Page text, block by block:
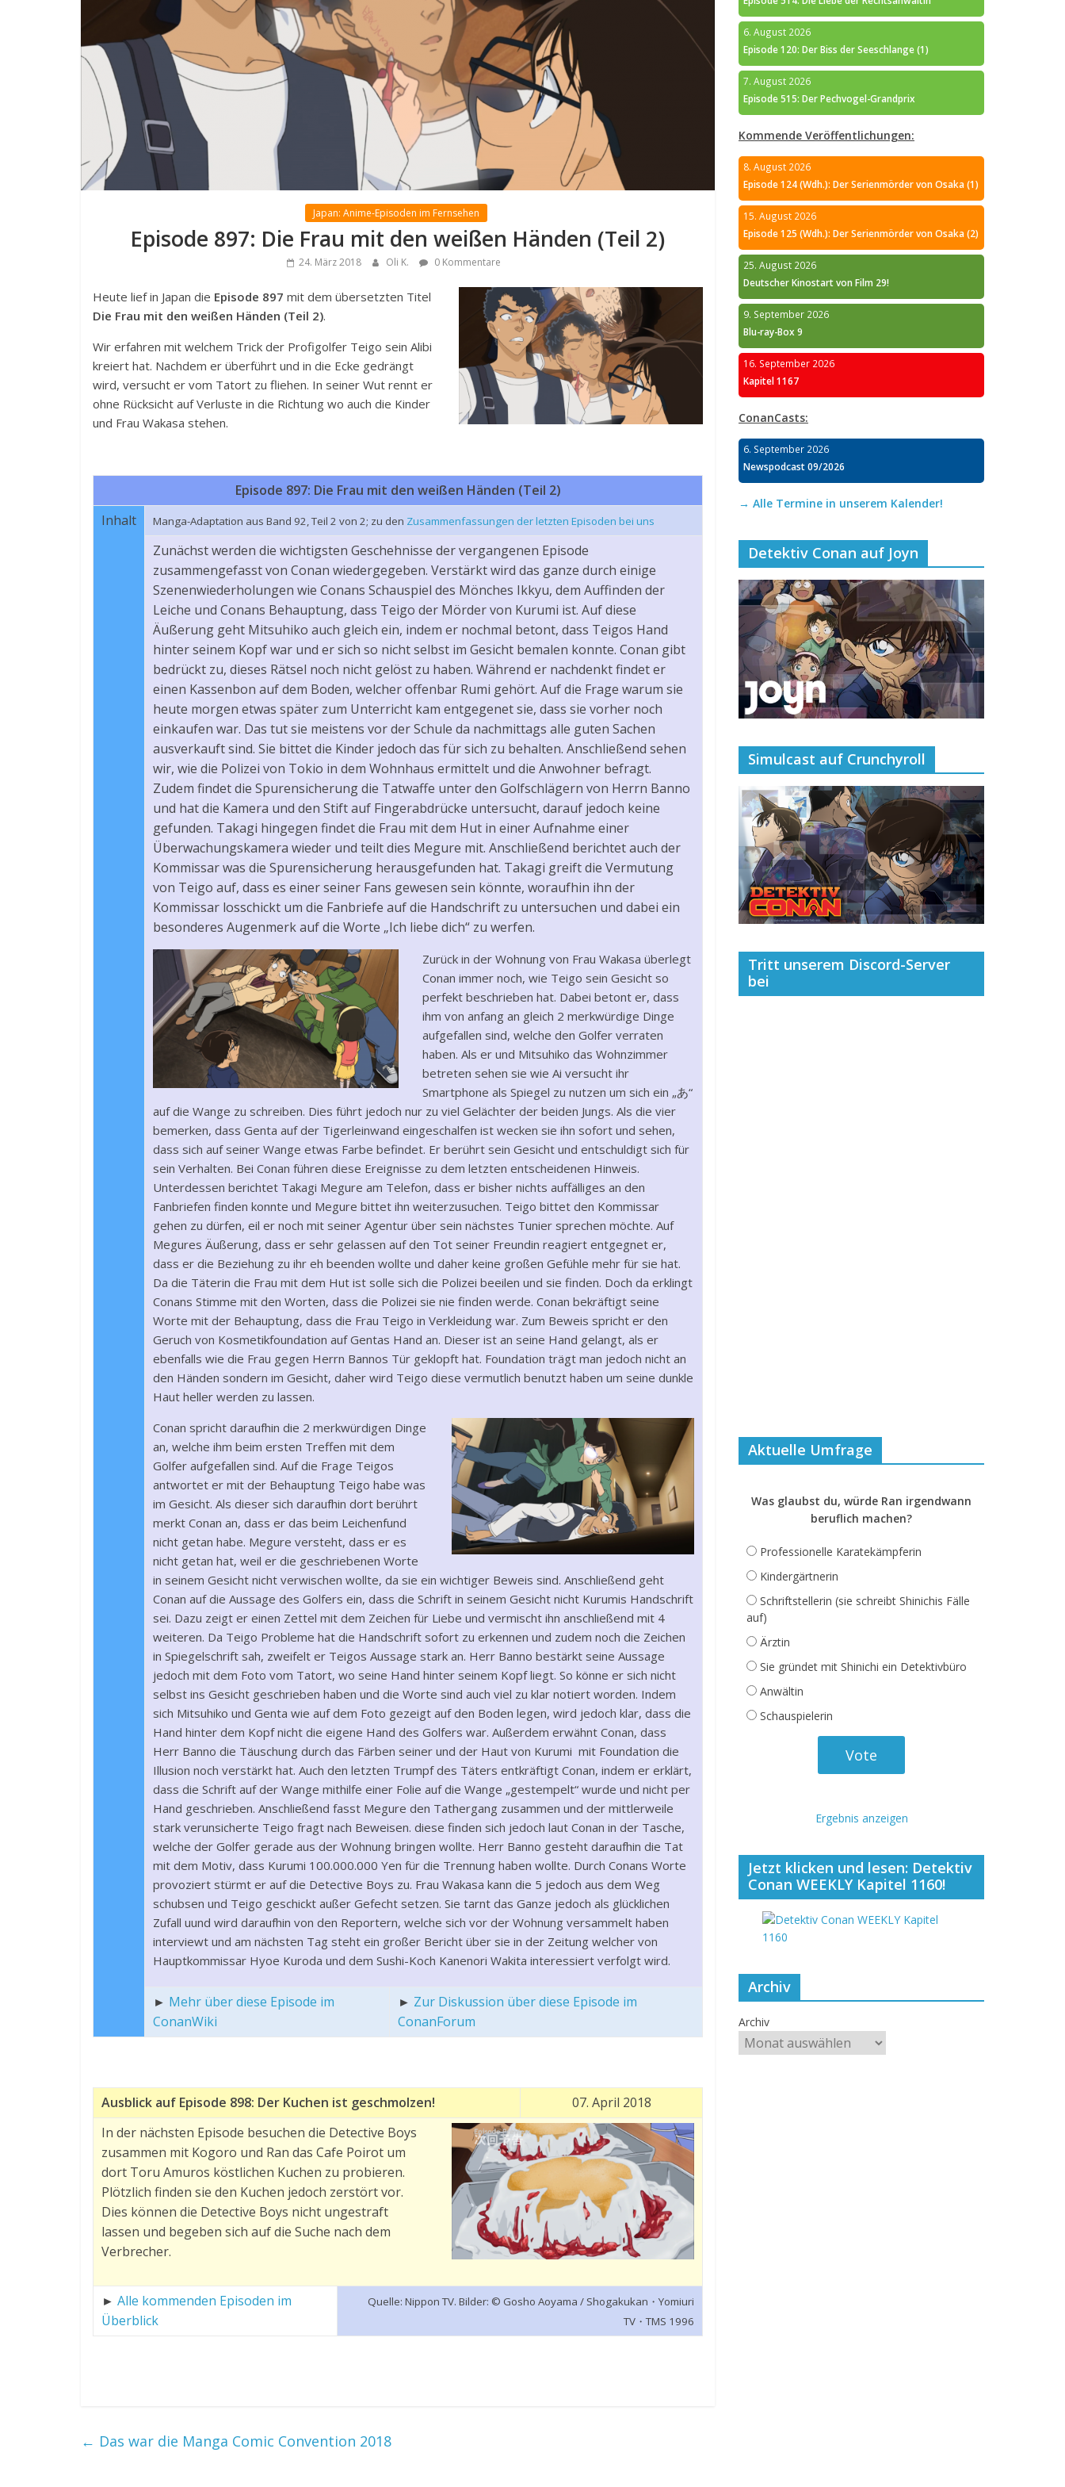
Japan: Anime-Episoden im Fernsehen
Episode 897: Die Frau mit den weißen Händen (Teil 2)
24. März 2018 Oli K. 0 Kommentare
Heute lief in Japan die Episode 897 mit dem übersetzten Titel
Die Frau mit den weißen Händen (Teil 2).
Wir erfahren mit welchem Trick der Profigolfer Teigo sein Alibi
kreiert hat. Nachdem er überführt und in die Ecke gedrängt
wird, versucht er vom Tatort zu fliehen. In seiner Wut rennt er
ohne Rücksicht auf Verluste in die Richtung wo auch die Kinder
und Frau Wakasa stehen.
Episode 897: Die Frau mit den weißen Händen (Teil 2)
Inhalt
Manga-Adaptation aus Band 92, Teil 2 von 2; zu den Zusammenfassungen der letzten Episoden bei uns
Zunächst werden die wichtigsten Geschehnisse der vergangenen Episode
zusammengefasst von Conan wiedergegeben. Verstärkt wird das ganze durch einige
Szenenwiederholungen wie Conans Schauspiel des Mönches Ikkyu, dem Auffinden der
Leiche und Conans Behauptung, dass Teigo der Mörder von Kurumi ist. Auf diese
Äußerung geht Mitsuhiko auch gleich ein, indem er nochmal betont, dass Teigos Hand
hinter seinem Kopf war und er sich so nicht selbst im Gesicht bemalen konnte. Conan gibt
bedrückt zu, dieses Rätsel noch nicht gelöst zu haben. Während er nachdenkt findet er
einen Kassenbon auf dem Boden, welcher offenbar Rumi gehört. Auf die Frage warum sie
heute morgen etwas später zum Unterricht kam entgegenet sie, dass sie vorher noch
einkaufen war. Das tut sie meistens vor der Schule da nachmittags alle guten Sachen
ausverkauft sind. Sie bittet die Kinder jedoch das für sich zu behalten. Anschließend sehen
wir, wie die Polizei von Tokio in dem Wohnhaus ermittelt und die Anwohner befragt.
Zudem findet die Spurensicherung die Tatwaffe unter den Golfschlägern von Herrn Banno
und hat die Kamera und den Stift auf Fingerabdrücke untersucht, darauf jedoch keine
gefunden. Takagi hingegen findet die Frau mit dem Hut in einer Aufnahme einer
Überwachungskamera wieder und teilt dies Megure mit. Anschließend berichtet auch der
Kommissar was die Spurensicherung herausgefunden hat. Takagi greift die Vermutung
von Teigo auf, dass es einer seiner Fans gewesen sein könnte, woraufhin ihn der
Kommissar losschickt um die Fanbriefe auf die Handschrift zu untersuchen und dabei ein
besonderes Augenmerk auf die Worte „Ich liebe dich“ zu werfen.
Zurück in der Wohnung von Frau Wakasa überlegt
Conan immer noch, wie Teigo sein Gesicht so
perfekt beschrieben hat. Dabei betont er, dass
ihm von anfang an gleich 2 merkwürdige Dinge
aufgefallen sind, welche den Golfer verraten
haben. Als er und Mitsuhiko das Wohnzimmer
betreten sehen sie wie Ai versucht ihr
Smartphone als Spiegel zu nutzen um sich ein „あ“
auf die Wange zu schreiben. Dies führt jedoch nur zu viel Gelächter der beiden Jungs. Als die vier
bemerken, dass Genta auf der Tigerleinwand eingeschalfen ist wecken sie ihn sofort und sehen,
dass sich auf seiner Wange etwas Farbe befindet. Er berührt sein Gesicht und entschuldigt sich für
sein Verhalten. Bei Conan führen diese Ereignisse zu dem letzten entscheidenen Hinweis.
Unterdessen berichtet Takagi Megure am Telefon, dass er bisher nichts auffälliges an den
Fanbriefen finden konnte und Megure bittet ihn weiterzusuchen. Teigo bittet den Kommissar
gehen zu dürfen, eil er noch mit seiner Agentur über sein nächstes Tunier sprechen möchte. Auf
Megures Äußerung, dass er sehr gelassen auf den Tot seiner Freundin reagiert entgegnet er,
dass er die Beziehung zu ihr eh beenden wollte und daher keine großen Gefühle mehr für sie hat.
Da die Täterin die Frau mit dem Hut ist solle sich die Polizei beeilen und sie finden. Doch da erklingt
Conans Stimme mit den Worten, dass die Polizei sie nie finden werde. Conan bekräftigt seine
Worte mit der Behauptung, dass die Frau Teigo in Verkleidung war. Zum Beweis spricht er den
Geruch von Kosmetikfoundation auf Gentas Hand an. Dieser ist an seine Hand gelangt, als er
ebenfalls wie die Frau gegen Herrn Bannos Tür geklopft hat. Foundation trägt man jedoch nicht an
den Händen sondern im Gesicht, daher wird Teigo diese vermutlich benutzt haben um seine dunkle
Haut heller werden zu lassen.
Conan spricht daraufhin die 2 merkwürdigen Dinge
an, welche ihm beim ersten Treffen mit dem
Golfer aufgefallen sind. Auf die Frage Teigos
antwortet er mit der Behauptung Teigo habe was
im Gesicht. Als dieser sich daraufhin dort berührt
merkt Conan an, dass er das beim Leichenfund
nicht getan habe. Megure versteht, dass er es
nicht getan hat, weil er die geschriebenen Worte
in seinem Gesicht nicht verwischen wollte, da sie ein wichtiger Beweis sind. Anschließend geht
Conan auf die Aussage des Golfers ein, dass die Schrift in seinem Gesicht nicht Kurumis Handschrift
sei. Dazu zeigt er einen Zettel mit dem Zeichen für Liebe und vermischt ihn anschließend mit 4
weiteren. Da Teigo Probleme hat die Handschrift sofort zu erkennen und zudem noch die Zeichen
in Spiegelschrift sah, zweifelt er Teigos Aussage stark an. Herr Banno bestärkt seine Aussage
jedoch mit dem Foto vom Tatort, wo seine Hand hinter seinem Kopf liegt. So könne er sich nicht
selbst ins Gesicht geschrieben haben und die Worte sind auch viel zu klar notiert worden. Indem
sich Mitsuhiko und Genta wie auf dem Foto gezeigt auf den Boden legen, wird jedoch klar, dass die
Hand hinter dem Kopf nicht die eigene Hand des Golfers war. Außerdem erwähnt Conan, dass
Herr Banno die Täuschung durch das Färben seiner und der Haut von Kurumi mit Foundation die
Illusion noch verstärkt hat. Auch den letzten Trumpf des Täters entkräftigt Conan, indem er erklärt,
dass die Schrift auf der Wange mithilfe einer Folie auf die Wange „gestempelt“ wurde und nicht per
Hand geschrieben. Anschließend fasst Megure den Tathergang zusammen und der mittlerweile
stark verunsicherte Teigo fragt nach Beweisen. diese finden sich jedoch laut Conan in der Tasche,
welche der Golfer gerade aus der Wohnung bringen wollte. Herr Banno gesteht daraufhin die Tat
mit dem Motiv, dass Kurumi 100.000.000 Yen für die Trennung haben wollte. Durch Conans Worte
provoziert stürmt er auf die Detective Boys zu. Frau Wakasa kann die 5 jedoch aus dem Weg
schubsen und Teigo geschickt außer Gefecht setzen. Sie tarnt das Ganze jedoch als glücklichen
Zufall uund wird daraufhin von den Reportern, welche sich vor der Wohnung versammelt haben
interviewt und am nächsten Tag steht ein großer Bericht über sie in der Zeitung welcher von
Hauptkommissar Hyoe Kuroda und dem Sushi-Koch Kanenori Wakita interessiert verfolgt wird.
► Mehr über diese Episode im
ConanWiki
► Zur Diskussion über diese Episode im
ConanForum
Ausblick auf Episode 898: Der Kuchen ist geschmolzen!
07. April 2018
In der nächsten Episode besuchen die Detective Boys
zusammen mit Kogoro und Ran das Cafe Poirot um
dort Toru Amuros köstlichen Kuchen zu probieren.
Plötzlich finden sie den Kuchen jedoch zerstört vor.
Dies können die Detective Boys nicht ungestraft
lassen und begeben sich auf die Suche nach dem
Verbrecher.
► Alle kommenden Episoden im
Überblick
Quelle: Nippon TV. Bilder: © Gosho Aoyama / Shogakukan・Yomiuri
TV・TMS 1996
← Das war die Manga Comic Convention 2018
6. August 2026
Episode 120: Der Biss der Seeschlange (1)
7. August 2026
Episode 515: Der Pechvogel-Grandprix
Kommende Veröffentlichungen:
8. August 2026
Episode 124 (Wdh.): Der Serienmörder von Osaka (1)
15. August 2026
Episode 125 (Wdh.): Der Serienmörder von Osaka (2)
25. August 2026
Deutscher Kinostart von Film 29!
9. September 2026
Blu-ray-Box 9
16. September 2026
Kapitel 1167
ConanCasts:
6. September 2026
Newspodcast 09/2026
→ Alle Termine in unserem Kalender!
Detektiv Conan auf Joyn
Simulcast auf Crunchyroll
Tritt unserem Discord-Server
bei
Aktuelle Umfrage
Was glaubst du, würde Ran irgendwann
beruflich machen?
Professionelle Karatekämpferin
Kindergärtnerin
Schriftstellerin (sie schreibt Shinichis Fälle
auf)
Ärztin
Sie gründet mit Shinichi ein Detektivbüro
Anwältin
Schauspielerin
Ergebnis anzeigen
Jetzt klicken und lesen: Detektiv
Conan WEEKLY Kapitel 1160!
Archiv
Archiv